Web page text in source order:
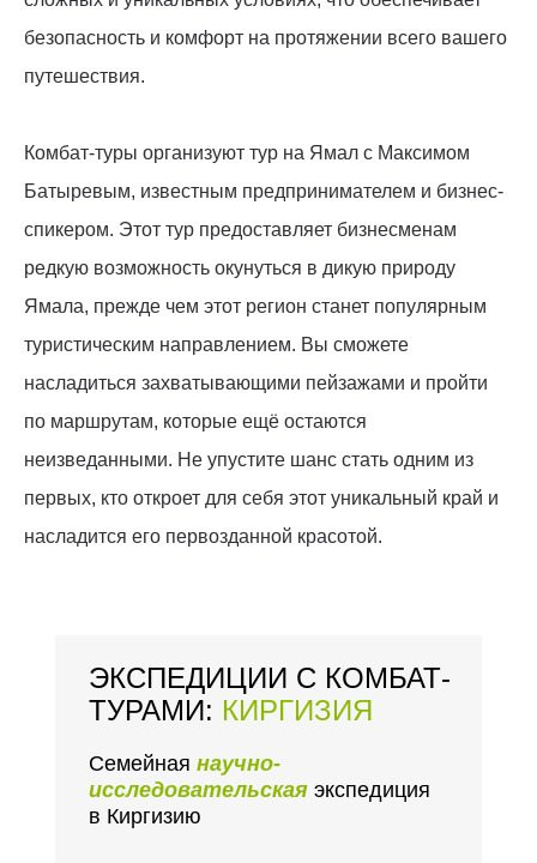
безопасность и комфорт на протяжении всего вашего
путешествия.
Комбат-туры организуют тур на Ямал с Максимом
Батыревым, известным предпринимателем и бизнес-
спикером. Этот тур предоставляет бизнесменам
редкую возможность окунуться в дикую природу
Ямала, прежде чем этот регион станет популярным
туристическим направлением. Вы сможете
насладиться захватывающими пейзажами и пройти
по маршрутам, которые ещё остаются
неизведанными. Не упустите шанс стать одним из
первых, кто откроет для себя этот уникальный край и
насладится его первозданной красотой.
ЭКСПЕДИЦИИ С КОМБАТ-
ТУРАМИ: КИРГИЗИЯ
Семейная научно-
исследовательская экспедиция
в Киргизию